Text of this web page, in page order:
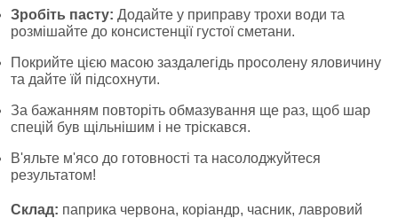
Зробіть пасту: Додайте у приправу трохи води та
розмішайте до консистенції густої сметани.
Покрийте цією масою заздалегідь просолену яловичину
та дайте їй підсохнути.
За бажанням повторіть обмазування ще раз, щоб шар
спецій був щільнішим і не тріскався.
В'яльте м'ясо до готовності та насолоджуйтеся
результатом!
Склад: паприка червона, коріандр, часник, лавровий